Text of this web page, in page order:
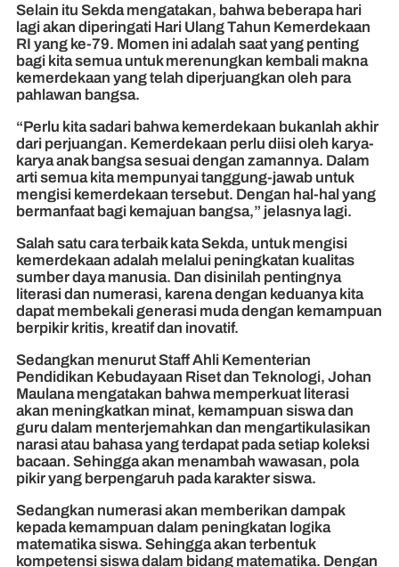
Selain itu Sekda mengatakan, bahwa beberapa hari
lagi akan diperingati Hari Ulang Tahun Kemerdekaan
RI yang ke-79. Momen ini adalah saat yang penting
bagi kita semua untuk merenungkan kembali makna
kemerdekaan yang telah diperjuangkan oleh para
pahlawan bangsa.
“Perlu kita sadari bahwa kemerdekaan bukanlah akhir
dari perjuangan. Kemerdekaan perlu diisi oleh karya-
karya anak bangsa sesuai dengan zamannya. Dalam
arti semua kita mempunyai tanggung-jawab untuk
mengisi kemerdekaan tersebut. Dengan hal-hal yang
bermanfaat bagi kemajuan bangsa,” jelasnya lagi.
Salah satu cara terbaik kata Sekda, untuk mengisi
kemerdekaan adalah melalui peningkatan kualitas
sumber daya manusia. Dan disinilah pentingnya
literasi dan numerasi, karena dengan keduanya kita
dapat membekali generasi muda dengan kemampuan
berpikir kritis, kreatif dan inovatif.
Sedangkan menurut Staff Ahli Kementerian
Pendidikan Kebudayaan Riset dan Teknologi, Johan
Maulana mengatakan bahwa memperkuat literasi
akan meningkatkan minat, kemampuan siswa dan
guru dalam menterjemahkan dan mengartikulasikan
narasi atau bahasa yang terdapat pada setiap koleksi
bacaan. Sehingga akan menambah wawasan, pola
pikir yang berpengaruh pada karakter siswa.
Sedangkan numerasi akan memberikan dampak
kepada kemampuan dalam peningkatan logika
matematika siswa. Sehingga akan terbentuk
kompetensi siswa dalam bidang matematika. Dengan